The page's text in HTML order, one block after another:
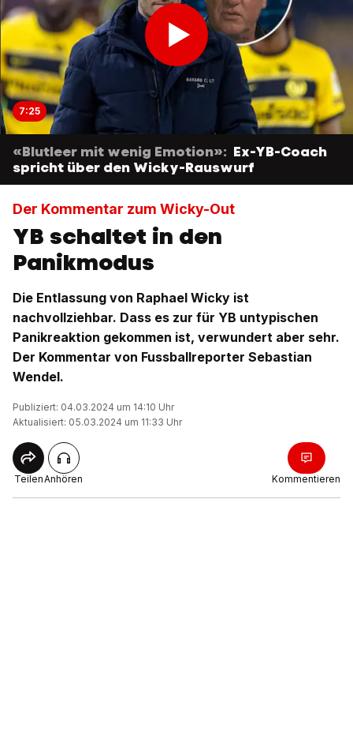
7:25
«Blutleer mit wenig Emotion»: Ex-YB-Coach
spricht über den Wicky-Rauswurf
Der Kommentar zum Wicky-Out
YB schaltet in den
Panikmodus
Die Entlassung von Raphael Wicky ist
nachvollziehbar. Dass es zur für YB untypischen
Panikreaktion gekommen ist, verwundert aber sehr.
Der Kommentar von Fussballreporter Sebastian
Wendel.
Publiziert: 04.03.2024 um 14:10 Uhr
Aktualisiert: 05.03.2024 um 11:33 Uhr
TeilenAnhören Kommentieren